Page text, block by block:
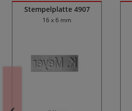
Stempelplatte 4907
16 x 6 mm